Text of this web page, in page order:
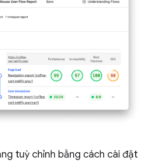
tuỳ chỉnh bằng cách cài đặt